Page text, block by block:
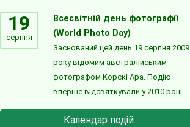
19
серпня
Всесвітній день фотографії
(World Photo Day)
Заснований цей день 19 серпня 2009
року відомим австралійським
фотографом Корскі Ара. Подію
вперше відсвяткували у 2010 році.
Календар подій